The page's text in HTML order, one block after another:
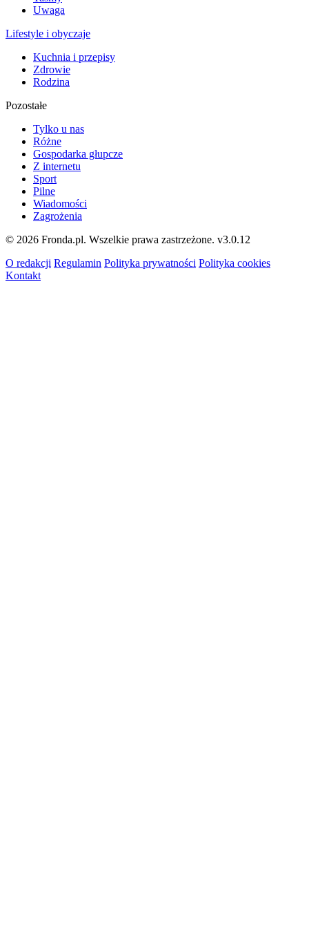
Uwaga
Lifestyle i obyczaje
Kuchnia i przepisy
Zdrowie
Rodzina
Pozostałe
Tylko u nas
Różne
Gospodarka głupcze
Z internetu
Sport
Pilne
Wiadomości
Zagrożenia
© 2026 Fronda.pl. Wszelkie prawa zastrzeżone. v3.0.12
O redakcji Regulamin Polityka prywatności Polityka cookies
Kontakt